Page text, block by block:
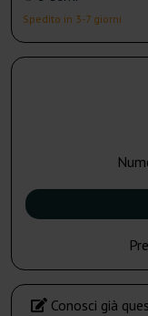
Spedito in 3-7 giorni
Conosci già